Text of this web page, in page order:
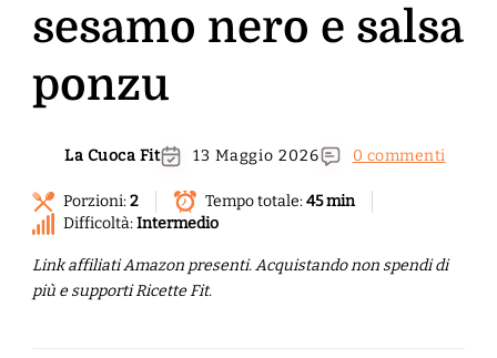
sesamo nero e salsa
ponzu
La Cuoca Fit 13 Maggio 2026 0 commenti
Porzioni:2 Tempo totale:45 min
Difficoltà:Intermedio
Link affiliati Amazon presenti. Acquistando non spendi di
più e supporti Ricette Fit.